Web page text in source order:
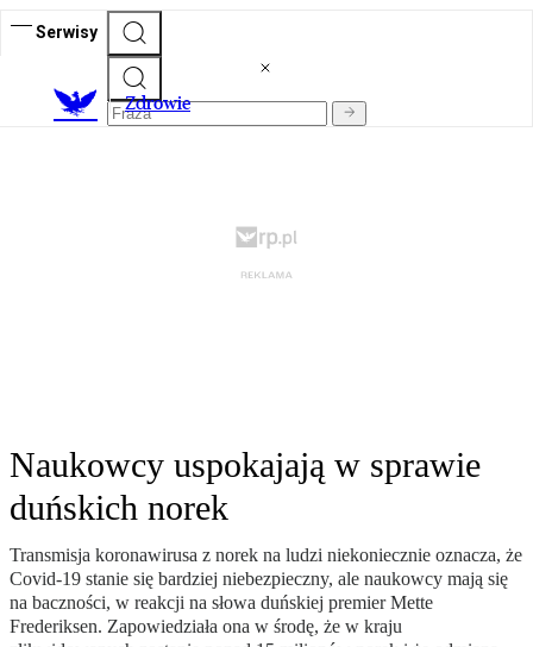
Serwisy
Zdrowie
Naukowcy uspokajają w sprawie
duńskich norek
Transmisja koronawirusa z norek na ludzi niekoniecznie oznacza, że
Covid-19 stanie się bardziej niebezpieczny, ale naukowcy mają się
na baczności, w reakcji na słowa duńskiej premier Mette
Frederiksen. Zapowiedziała ona w środę, że w kraju